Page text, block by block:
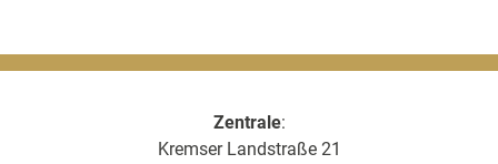
Zentrale:
Kremser Landstraße 21